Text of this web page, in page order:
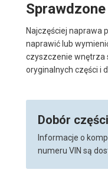
Najczęściej naprawa
naprawić lub
czyszczenie wnętrza
oryginalnych części i
Dobór
Informacje o
numeru VIN są